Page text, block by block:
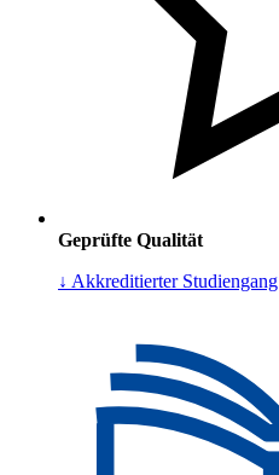
Geprüfte Qualität
↓ Akkreditierter Studiengang